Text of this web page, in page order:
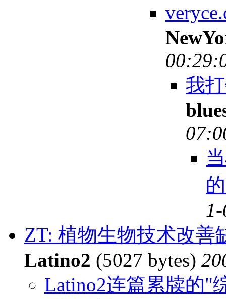
我
ZT: 植物生物技术改
Latino2 (5027 bytes)
Latino2连篇累牍的"